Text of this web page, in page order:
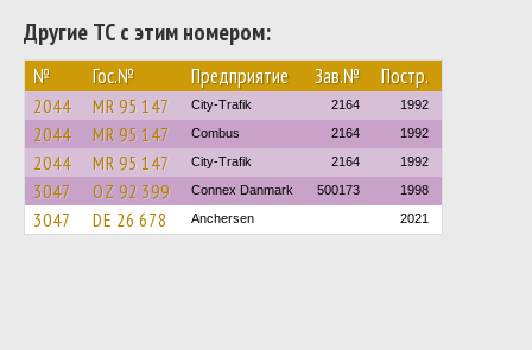
Другие ТС с этим номером:
№ Гос.№ Предприятие Зав.№ Постр.
2044 MR 95 147 City-Trafik 2164 1992
2044 MR 95 147 Combus 2164 1992
2044 MR 95 147 City-Trafik 2164 1992
3047 OZ 92 399 Connex Danmark 500173 1998
3047 DE 26 678 Anchersen 2021